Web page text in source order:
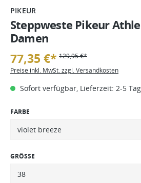
PIKEUR
Steppweste Pikeur
Damen
77,35 €* 129,95 €*
Preise inkl. MwSt. zzgl. Versandkosten
Sofort verfügbar, Lieferzeit: 2-5
FARBE
GRÖSSE